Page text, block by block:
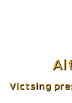
Victsing